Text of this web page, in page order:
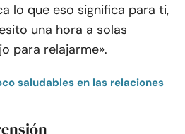
lo que eso significa para ti,
una hora a solas
para relajarme».
saludables en las relaciones